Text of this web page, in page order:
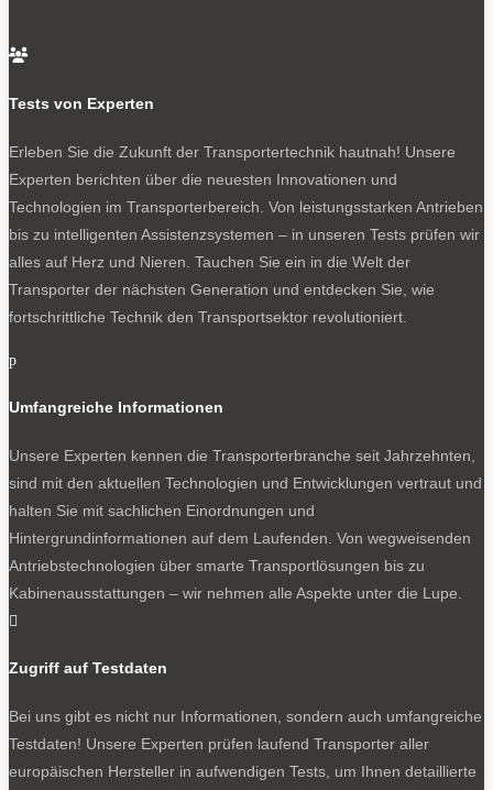
Die zahlreichen Marken der Erwin-Hymer-Group
alphabetischer Reihenfolge die Fabrikate: Bürstner,
Carado, Crosscamp, Dethleffs, Eriba, Etrusco, Hymer,
Laika, LMC, Niesmann + Bischoff, Sunlight und die
jüngst neu ein geführte Marke Corigon. Hinzu kommen
Vermietorganisationen und ein umfangreiches
Zubehörgeschäft.
Und hier geht’s zur Lage der Wohnmobilbranche in
Deuschland 2025:
NEWSLETTER
aktuelle Tests direkt in Ihren Posteingang

Tests von Experten
Erleben Sie die Zukunft der Transportertechnik hautnah! Unsere
Experten berichten über die neuesten Innovationen und
Technologien im Transporterbereich. Von leistungsstarken Antrieben
bis zu intelligenten Assistenzsystemen – in unseren Tests prüfen wir
alles auf Herz und Nieren. Tauchen Sie ein in die Welt der
Transporter der nächsten Generation und entdecken Sie, wie
fortschrittliche Technik den Transportsektor revolutioniert.
p
Umfangreiche Informationen
Unsere Experten kennen die Transporterbranche seit Jahrzehnten,
sind mit den aktuellen Technologien und Entwicklungen vertraut und
halten Sie mit sachlichen Einordnungen und
Hintergrundinformationen auf dem Laufenden. Von wegweisenden
Antriebstechnologien über smarte Transportlösungen bis zu
Kabinenausstattungen – wir nehmen alle Aspekte unter die Lupe.

Zugriff auf Testdaten
Bei uns gibt es nicht nur Informationen, sondern auch umfangreiche
Testdaten! Unsere Experten prüfen laufend Transporter aller
europäischen Hersteller in aufwendigen Tests, um Ihnen detaillierte